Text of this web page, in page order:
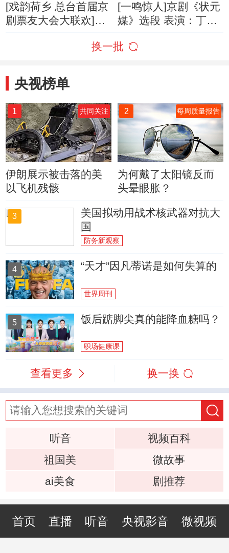
[戏韵荷乡 总台首届京
剧票友大会大联欢]京
[一鸣惊人]京剧《状元
媒》选段 表演：丁一
换一批
央视榜单
1 共同关注
伊朗展示被击落的美
以飞机残骸
2 每周质量报告
为何戴了太阳镜反而
头晕眼胀？
3
美国拟动用战术核武器对抗大
国
防务新观察
4 “天才”因凡蒂诺是如何失算的
世界周刊
5 饭后踮脚尖真的能降血糖吗？
职场健康课
查看更多 换一换
听音
视频百科
祖国美
微故事
ai美食
剧推荐
首页 直播 听音 央视影音 微视频